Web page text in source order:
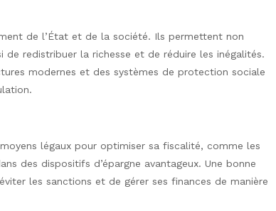
de l’État et de la société. Ils permettent non
redistribuer la richesse et de réduire les inégalités.
modernes et des systèmes de protection sociale
légaux pour optimiser sa fiscalité, comme les
des dispositifs d’épargne avantageux. Une bonne
les sanctions et de gérer ses finances de manière